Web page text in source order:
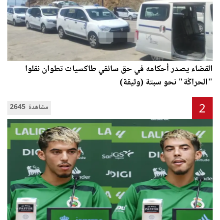
القضاء يصدر أحكامه في حق سائقي طاكسيات تطوان نقلوا
"الحراݣة" نحو سبتة (وثيقة)
2645 مشاهدة 2